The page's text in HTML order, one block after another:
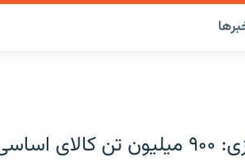
رئيس کل بانک مرکزی: ۹۰۰ ميليون